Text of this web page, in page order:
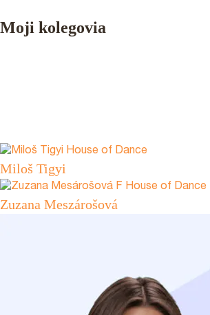
Moji kolegovia
Miloš Tigyi
Zuzana Meszárošová